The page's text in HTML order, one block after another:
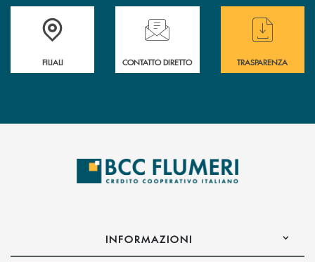
Trova la filiale più vicina a te
FILIALI
Hai bisogno di assistenza immediata ?
CONTATTO DIRETTO
Hai bisogno di
TRASPARENZA
INFORMAZIONI